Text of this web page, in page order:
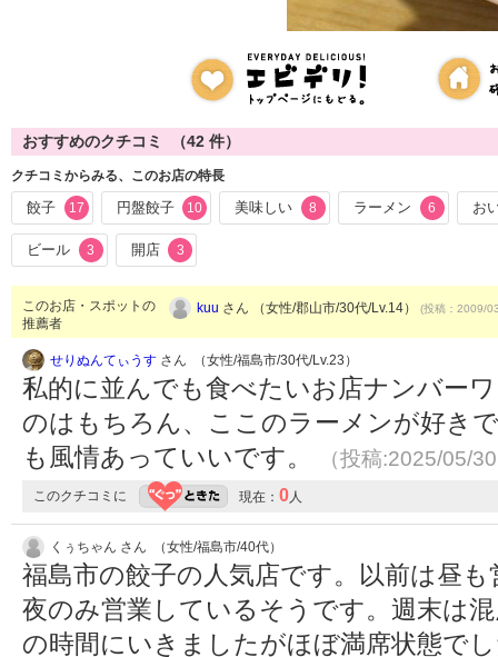
おすすめのクチコミ （42 件）
クチコミからみる、このお店の特長
餃子 17 円盤餃子 10 美味しい 8 ラーメン 6 お
ビール 3 開店 3
このお店・スポットの
推薦者
kuu さん （女性/郡山市/30代/Lv.14） (投稿：2009/
せりぬんてぃうす さん （女性/福島市/30代/Lv.23）
私的に並んでも食べたいお店ナンバー
のはもちろん、ここのラーメンが好き
も風情あっていいです。
（投稿:2025/05/
このクチコミに 現在： 0人
くぅちゃん さん （女性/福島市/40代）
福島市の餃子の人気店です。以前は昼
夜のみ営業しているそうです。週末は
の時間にいきましたがほぼ満席状態で